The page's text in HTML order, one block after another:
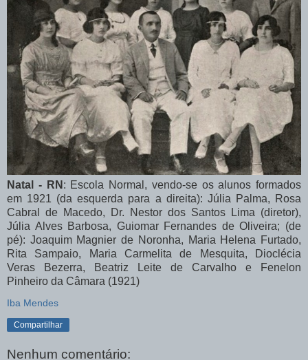
Natal - RN : Escola Normal, vendo-se os alunos formados
em 1921 (da esquerda para a direita): Júlia Palma, Rosa
Cabral de Macedo, Dr. Nestor dos Santos Lima (diretor),
Júlia Alves Barbosa, Guiomar Fernandes de Oliveira; (de
pé): Joaquim Magnier de Noronha, Maria Helena Furtado,
Rita Sampaio, Maria Carmelita de Mesquita, Dioclécia
Veras Bezerra, Beatriz Leite de Carvalho e Fenelon
Pinheiro da Câmara (1921)
Iba Mendes
Compartilhar
Nenhum comentário: